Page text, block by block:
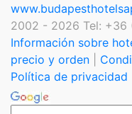
2002 - 2026 Tel: +36
Información sobre
precio y orden
Política de privacidad